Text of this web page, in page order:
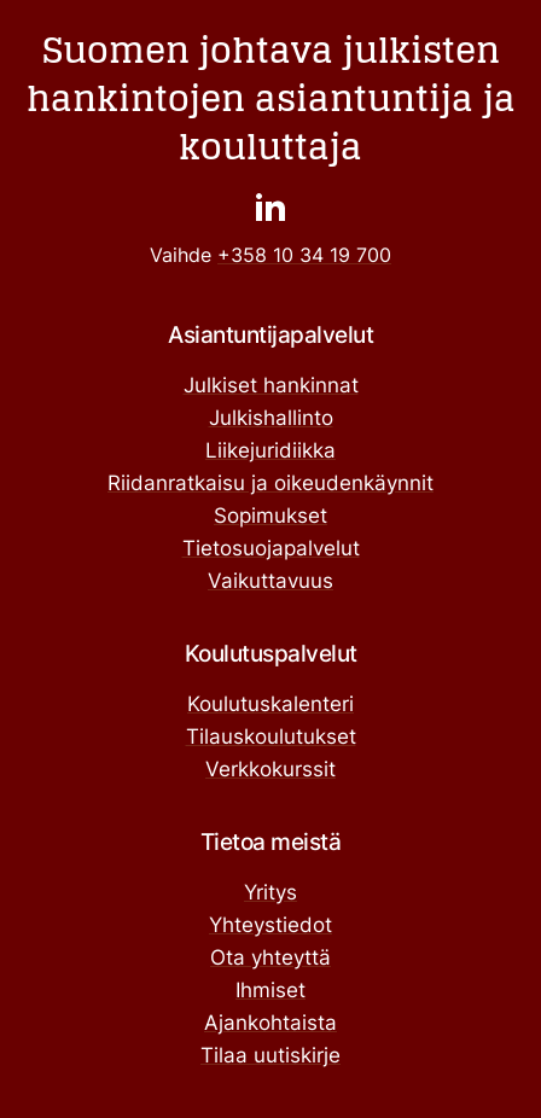
Suomen johtava julkisten
hankintojen asiantuntija ja
kouluttaja
Vaihde +358 10 34 19 700
Asiantuntijapalvelut
Julkiset hankinnat
Julkishallinto
Liikejuridiikka
Riidanratkaisu ja oikeudenkäynnit
Sopimukset
Tietosuojapalvelut
Vaikuttavuus
Koulutuspalvelut
Koulutuskalenteri
Tilauskoulutukset
Verkkokurssit
Tietoa meistä
Yritys
Yhteystiedot
Ota yhteyttä
Ihmiset
Ajankohtaista
Tilaa uutiskirje